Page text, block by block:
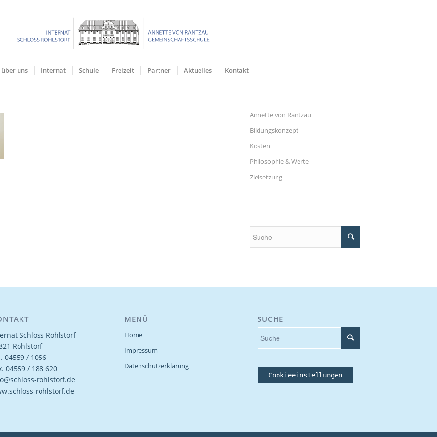
über uns Internat Schule Freizeit Partner Aktuelles Kontakt
Annette von Rantzau
Bildungskonzept
Kosten
Philosophie & Werte
Zielsetzung
Schloss Rohlstorf
Rohlstorf
04559 / 1056
04559 / 188 620
rohlstorf.de
rohlstorf.de
MENÜ
Home
Impressum
Datenschutzerklärung
SUCHE
Cookieeinstellungen